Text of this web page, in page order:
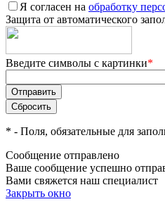
Я согласен на обработку
Защита от автоматического
Введите символы с картинки*
* - Поля, обязательные для
Сообщение отправлено
Ваше сообщение успешно
Вами свяжется наш специалист
Закрыть окно